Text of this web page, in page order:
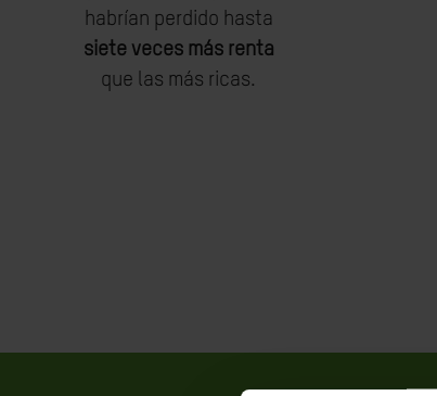
habrían perdido hasta
siete veces más renta
que las más ricas.